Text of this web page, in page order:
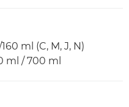
ml (C, M, J, N)
ml / 700 ml